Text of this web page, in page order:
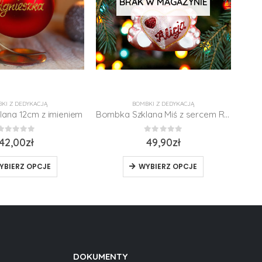
Z DEDYKACJĄ
12cm z imieniem
z 5 zł
OPCJE
BOMBKI Z DEDYKACJĄ
Bombka Szklana Miś z sercem Różowy 9,5cm
z 5
49,90zł
WYBIERZ OPCJE
DOKUMENTY